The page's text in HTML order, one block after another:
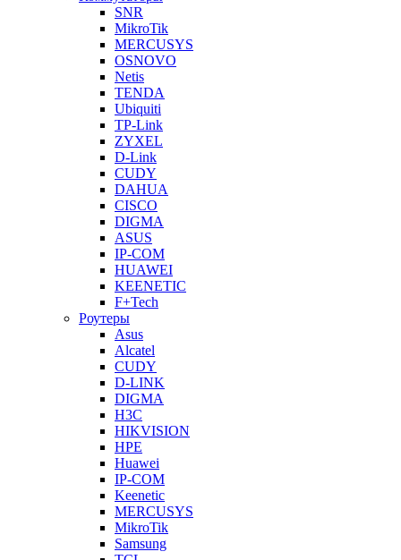
SNR
MikroTik
MERCUSYS
OSNOVO
Netis
TENDA
Ubiquiti
TP-Link
ZYXEL
D-Link
CUDY
DAHUA
CISCO
DIGMA
ASUS
IP-COM
HUAWEI
KEENETIC
F+Tech
Роутеры
Asus
Alcatel
CUDY
D-LINK
DIGMA
H3C
HIKVISION
HPE
Huawei
IP-COM
Keenetic
MERCUSYS
MikroTik
Samsung